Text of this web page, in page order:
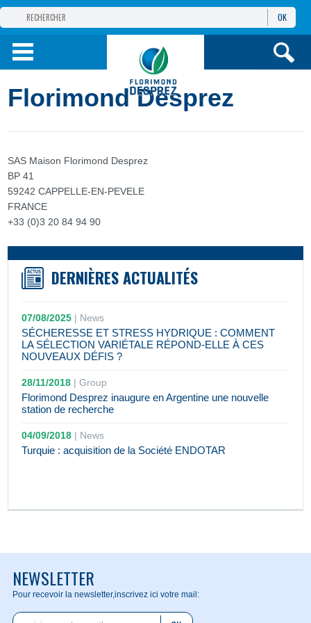
GROUPE
PRODUITS
OK
Florimond Desprez
SAS Maison Florimond Desprez
BP 41
59242 CAPPELLE-EN-PEVELE
FRANCE
+33 (0)3 20 84 94 90
DERNIÈRES ACTUALITÉS
07/08/2025 | News
SÉCHERESSE ET STRESS HYDRIQUE : COMMENT
LA SÉLECTION VARIÉTALE RÉPOND-ELLE À CES
NOUVEAUX DÉFIS ?
28/11/2018 |Group
Florimond Desprez inaugure en Argentine une nouvelle
station de recherche
04/09/2018 | News
Turquie : acquisition de la Société ENDOTAR
NEWSLETTER
Pour recevoir la newsletter,inscrivez ici votre mail: